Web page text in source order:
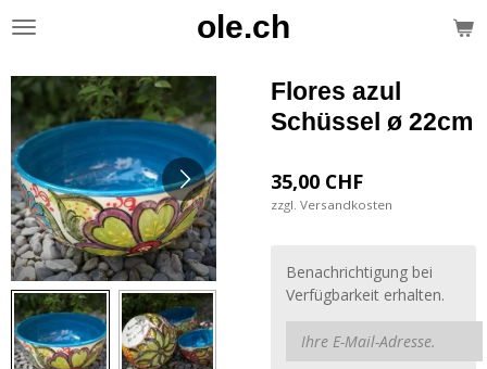
Zum
ole.ch
Flores azul
Schüssel ø 22cm
35,00 CHF
zzgl. Versandkosten
Benachrichtigung bei
Verfügbarkeit erhalten.